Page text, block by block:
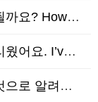
I contact you?
missing your…
sap is kn…